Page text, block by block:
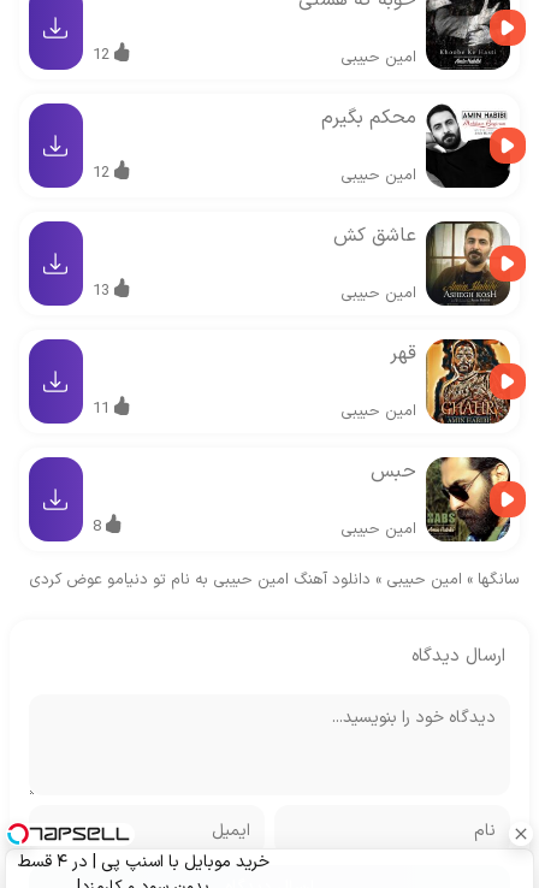
امین حبیبی 12
محکم بگیرم
امین حبیبی 12
عاشق کش
امین حبیبی 13
قهر
امین حبیبی 11
حبس
امین حبیبی 8
سانگها » امین حبیبی » دانلود آهنگ امین حبیبی به نام تو دنیامو عوض کردی
ارسال دیدگاه
خرید موبایل با اسنپ پی | در ۴ قسط